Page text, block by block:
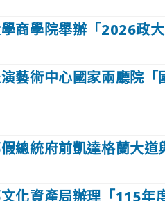
商學院舉辦「2026政
藝術中心國家兩廳院
總統府前凱達格蘭大道
化資產局辦理「115年